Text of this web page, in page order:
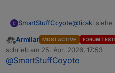
SmartStuffCoyote@ticaki siehe
falsch. Das
Hab aber
heul
author =
Offline
Armilar MOST ACTIVE FORUM
schrieb am 25. Apr. 2026, 17:53
zuletzt editiert von
@SmartStuffCoyote